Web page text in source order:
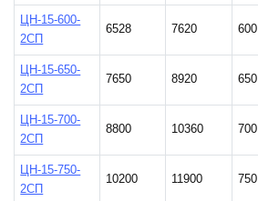
ЦН-15-600-
2СП
6528 7620 600
ЦН-15-650-
2СП
7650 8920 650
ЦН-15-700-
2СП
8800 10360 700
ЦН-15-750-
2СП
10200 11900 750